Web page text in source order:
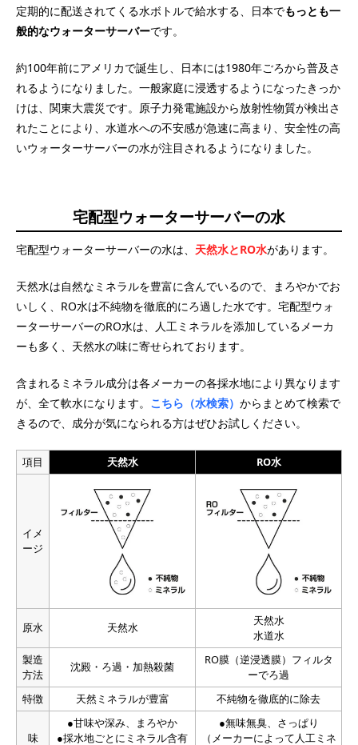
定期的に配送されてくる水ボトルで給水する、日本でもっとも一
般的なウォーターサーバーです。
約100年前にアメリカで誕生し、日本には1980年ごろから普及さ
れるようになりました。一般家庭に浸透するようになったきっか
けは、関東大震災です。原子力発電施設から放射性物質が検出さ
れたことにより、水道水への不安感が急速に高まり、安全性の高
いウォーターサーバーの水が注目されるようになりました。
宅配型ウォーターサーバーの水
宅配型ウォーターサーバーの水は、 天然水とRO水があります。
天然水は自然なミネラルを豊富に含んでいるので、まろやかでお
いしく、RO水は不純物を徹底的にろ過した水です。宅配型ウォ
ーターサーバーのRO水は、人工ミネラルを添加しているメーカ
ーも多く、天然水の味に寄せられております。
含まれるミネラル成分は各メーカーの各採水地により異なります
が、全て軟水になります。 こちら（水検索） からまとめて検索で
きるので、成分が気になられる方はぜひお試しください。
項目 天然水 RO水
イメ
ージ
原水 天然水
天然水
水道水
製造
方法
沈殿・ろ過・加熱殺菌
RO膜（逆浸透膜）フィルタ
ーでろ過
特徴
天然ミネラルが豊富 不純物を徹底的に除去
味
●甘味や深み、まろやか
●採水地ごとにミネラル含有
●無味無臭、さっぱり
（メーカーによって人工ミネ